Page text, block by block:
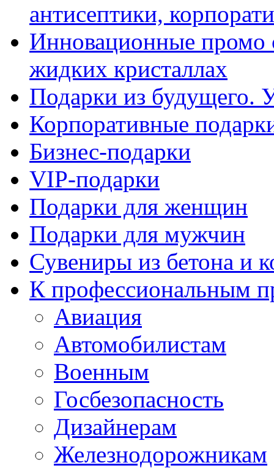
антисептики,
Инновационные промо
жидких кристаллах
Подарки из будущего.
Корпоративные
Бизнес-подарки
VIP-подарки
Подарки для женщин
Подарки для мужчин
Сувениры из бетона и
К профессиональным
Авиация
Автомобилистам
Военным
Госбезопасность
Дизайнерам
Железнодорожникам